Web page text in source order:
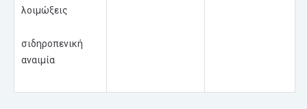
λοιμώξεις
σιδηροπενική
αναιμία